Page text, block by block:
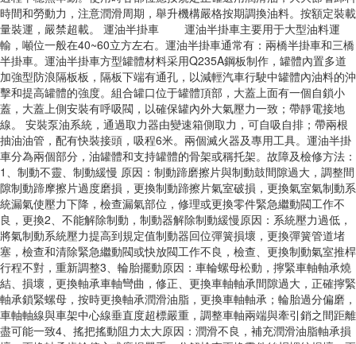
時間和勞動力，注意潤滑周期，舉升機構嚴格按期調換油料。按額定裝載
量裝運，嚴禁超載。 運油半掛車 運油半掛車主要用于大型油料運
輸，噸位一般在40~60立方左右。運油半掛車通常有：兩橋半掛車和三橋
半掛車。運油半掛車方型罐體材料采用Q235A鋼板制作，罐體內置多道
加強型防浪隔板板，隔板下端有通孔，以減輕汽車行駛中罐體內油料的沖
擊和提高罐體的強度。組合罐口位于罐體頂部，大蓋上面有一個自鎖小
蓋，大蓋上側安裝有呼吸閥，以確保罐內外大氣壓力一致；帶靜電接地
線。 安裝泵油系統，通過取力器由變速箱側取力，可自吸自排；帶兩根
抽油油管，配有快裝接頭，吸程6米。兩個滅火器及專用工具。運油半掛
車分為兩個部分，油罐體和支持罐體的骨架或稱托架。故障及檢修方法：
1、制動不靈、制動緩慢 原因：制動蹄磨擦片與制動鼓間隙過大，調整間
隙制動蹄摩擦片過度磨損，更換制動蹄擦片氣室破損，更換氣室氣制動系
統漏氣使壓力下降，檢查漏氣部位，修理或更換零件緊急繼動閥工作不
良，更換2、不能解除制動，制動器解除制動緩慢原因：系統壓力過低，
將氣制動系統壓力提高到規定值制動器回位彈簧損壞，更換彈簧管道堵
塞，檢查和清除緊急繼動閥或快放閥工作不良，檢查、更換制動氣室推桿
行程不對，重新調整3、輪胎擺動原因：車輪螺母松動，擰緊車軸軸承燒
結、損壞，更換軸承車軸彎曲，修正、更換車軸軸承間隙過大，正確擰緊
軸承鎖緊螺母，按時更換軸承潤滑油脂，更換車軸軸承；輪胎過分偏磨，
車軸軸線與車架中心線垂直度超標嚴重，調整車軸兩端與牽引銷之間距離
盡可能一致4、搖把搖動阻力太大原因：潤滑不良，補充潤滑油脂軸承損